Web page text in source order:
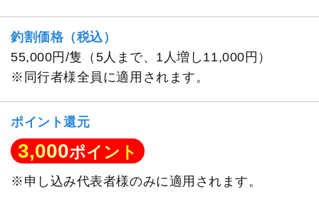
釣割価格（税込）
55,000円/隻（5人まで、1人増し11,000円）
※同行者様全員に適用されます。
ポイント還元
3,000ポイント
※申し込み代表者様のみに適用されます。